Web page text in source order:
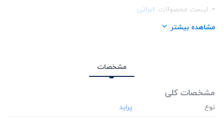
لیست محصولات: ایرانی
برند:GISP
مشاهده بیشتر
مشخصات
مشخصات کلی
نوع